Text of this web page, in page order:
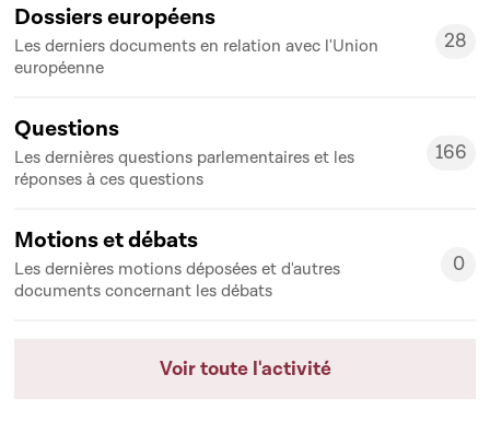
Dossiers européens
Les derniers documents en relation avec l'Union
européenne
28
28
Questions
Les dernières questions parlementaires et les
réponses à ces questions
166
166
Motions et débats
Les dernières motions déposées et d'autres
documents concernant les débats
0
0
Voir toute l'activité